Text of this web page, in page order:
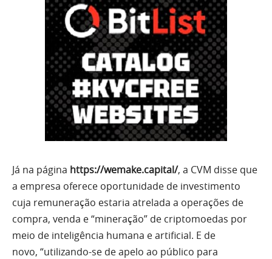
Já na página https://wemake.capital/, a CVM disse que
a empresa oferece oportunidade de investimento
cuja remuneração estaria atrelada a operações de
compra, venda e “mineração” de criptomoedas por
meio de inteligência humana e artificial. E de
novo, “utilizando-se de apelo ao público para